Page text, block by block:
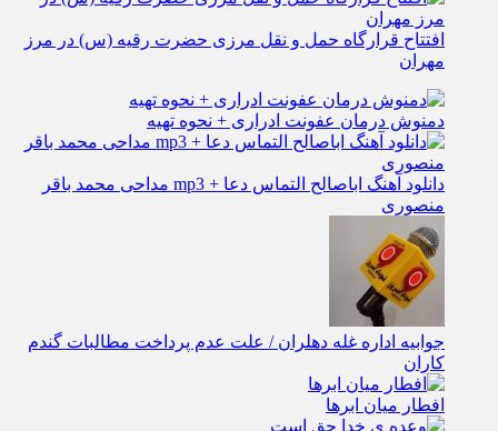
افتتاح قرارگاه حمل‌ و نقل مرزی حضرت رقیه (س) در مرز
مهران
دمنوش درمان عفونت ادراری + نحوه تهیه
دانلود آهنگ اباصالح التماس دعا + mp3 مداحی محمد باقر
منصوری
جوابیه اداره غله دهلران / علت عدم پرداخت مطالبات گندم
کاران
افطار میان ابرها